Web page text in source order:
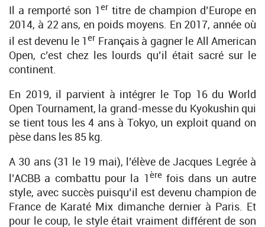
Il a remporté son 1er titre de champion d’Europe en
2014, à 22 ans, en poids moyens. En 2017, année où
il est devenu le 1er Français à gagner le All American
Open, c’est chez les lourds qu’il était sacré sur le
continent.
En 2019, il parvient à intégrer le Top 16 du World
Open Tournament, la grand-messe du Kyokushin qui
se tient tous les 4 ans à Tokyo, un exploit quand on
pèse dans les 85 kg.
A 30 ans (31 le 19 mai), l’élève de Jacques Legrée à
l’ACBB a combattu pour la 1èrefois dans un autre
style, avec succès puisqu’il est devenu champion de
France de Karaté Mix dimanche dernier à Paris. Et
pour le coup, le style était vraiment différent de son